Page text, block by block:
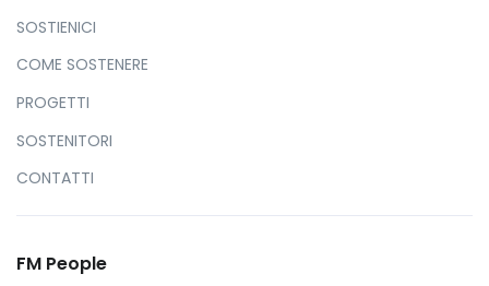
SOSTIENICI
COME SOSTENERE
PROGETTI
SOSTENITORI
CONTATTI
FM People